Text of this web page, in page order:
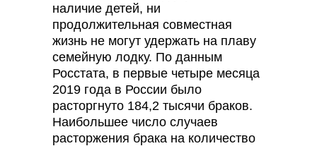
наличие детей, ни
продолжительная совместная
жизнь не могут удержать на плаву
семейную лодку. По данным
Росстата, в первые четыре месяца
2019 года в России было
расторгнуто 184,2 тысячи браков.
Наибольшее число случаев
расторжения брака на количество